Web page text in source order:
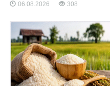
ötürülərək xalqın yaddaşında
tarixçəsi" rubrikasında bu dəfə
haqqında bəhs edəcəyi "Dağlar qızı
Reyhan" da məh
06.08.2026 308